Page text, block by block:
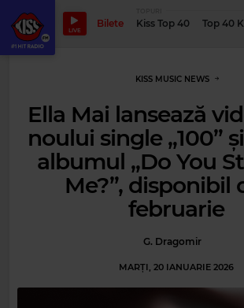
LIVE
Bilete Kiss Top 40 Top 40
KISS MUSIC NEWS
Ella Mai lansează
noului single „100”
albumul „Do You
Me?”, disponibil
februarie
G. Dragomir
MARȚI, 20 IANUARIE 2026